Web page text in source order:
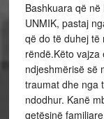
Bashkuara që
UNMIK, pastaj
që do të duhej të
rëndë.Këto
ndjeshmërisë së
traumat dhe nga
ndodhur. Kanë
qetësinë